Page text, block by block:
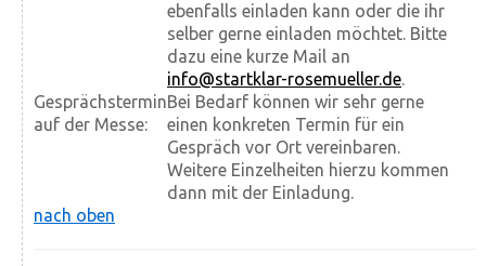
ebenfalls einladen kann oder die ihr
selber gerne einladen möchtet. Bitte
dazu eine kurze Mail an
info@startklar-rosemueller.de.
Gesprächstermin
auf der Messe:
Bei Bedarf können wir sehr gerne
einen konkreten Termin für ein
Gespräch vor Ort vereinbaren.
Weitere Einzelheiten hierzu kommen
dann mit der Einladung.
nach oben